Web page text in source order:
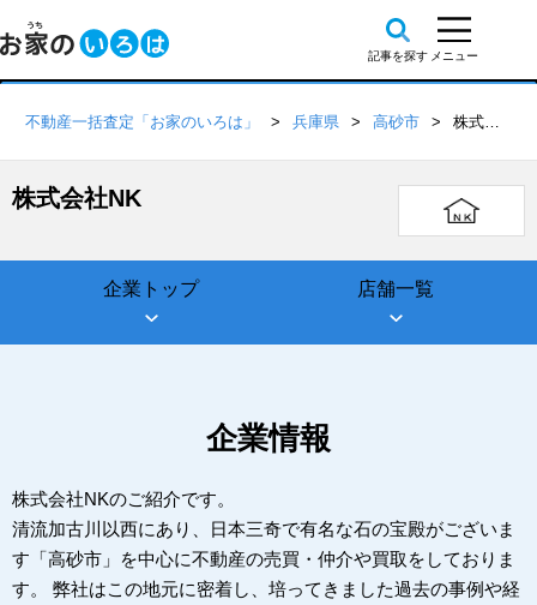
不動産一括査定「お家のいろは」 兵庫県 高砂市 株式会社NK
株式会社NK
企業トップ 店舗一覧
企業情報
株式会社NKのご紹介です。
清流加古川以西にあり、日本三奇で有名な石の宝殿がございま
す「高砂市」を中心に不動産の売買・仲介や買取をしておりま
す。 弊社はこの地元に密着し、培ってきました過去の事例や経